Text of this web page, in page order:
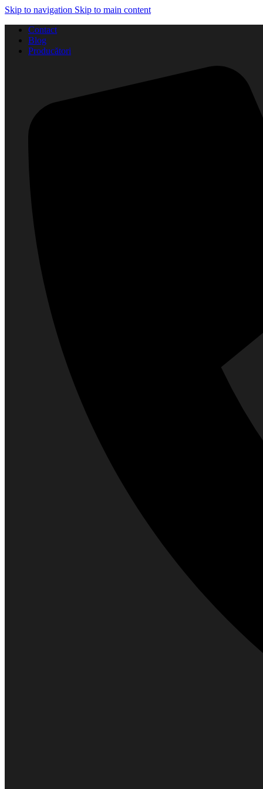
Skip to navigation Skip to main content
Contact
Blog
Producători